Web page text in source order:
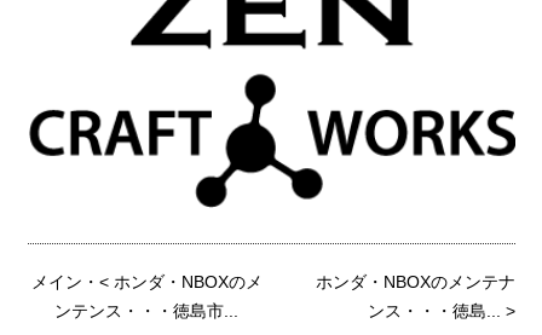
メイン ・< ホンダ・NBOXのメ
ンテンス・・・徳島市...
ホンダ・NBOXのメンテナ
ンス・・・徳島... >